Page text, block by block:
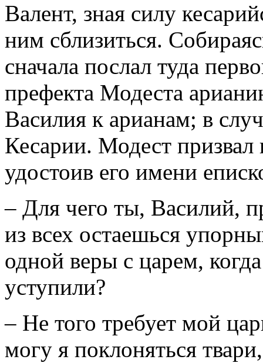
Валент, зная силу
ним сблизиться.
сначала послал туда
префекта Модеста
Василия к арианам; в
Кесарии. Модест призвал
удостоив его имени
– Для чего ты, Василий,
из всех остаешься
одной веры с царем,
уступили?
– Не того требует мой
могу я поклоняться